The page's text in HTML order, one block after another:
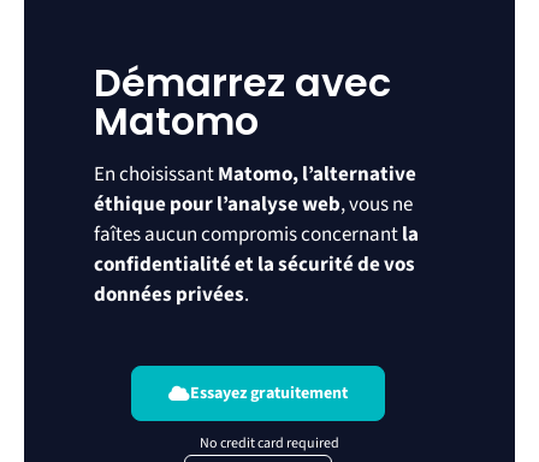
Démarrez avec
Matomo
En choisissantMatomo, l’alternative
éthique pour l’analyse web, vous ne
faîtes aucun compromis concernantla
confidentialité et la sécurité de vos
données privées.
Essayez gratuitement